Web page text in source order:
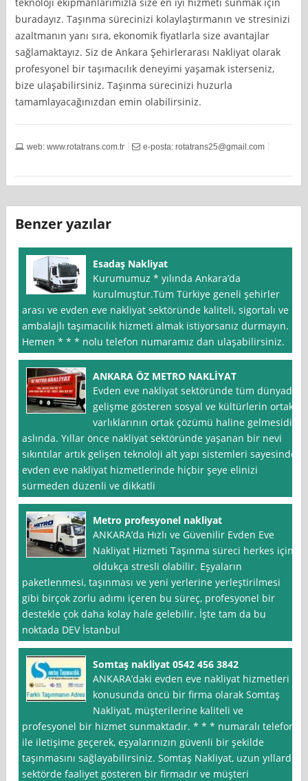
buradayız. Taşınma sürecinizi kolaylaştırmanın ve stresinizi
azaltmanın yanı sıra, ekonomik fiyatlarla size avantajlar
sağlamaktayız. Siz de Ankara Şehirlerarası Nakliyat olarak
profesyonel bir taşımacılık deneyimi yaşamak isterseniz,
bize ulaşabilirsiniz. Taşınma sürecinizi huzurla
tamamlayacağınızdan emin olabilirsiniz.
web: www.rotatrans.com.tr e-posta:rotatrans25@gmail.com
Benzer yazılar
Esadaş Nakliyat
Kurumumuz * yılında Ankara’da
kurulmuştur.Tüm Türkiye geneli şehirler
arası ve evden eve nakliyat sektöründe kaliteli, sigortalı ve
ambalajlı taşımacılık hizmeti almak istiyorsanız durmayın.
Hemen * * * nolu telefon numaramız dan ulaşabilirsiniz.
ANKARA ÖZ METRO NAKLİYAT
Evden eve nakliyat sektöründe tüm dünyada
gelişme gösteren sosyal ve kültürlerin ortak
varlıklarının ortak çözümü haline gelmesidir
aslında. Yıllar önce nakliyat sektöründe yaşanan bir nevi
sıkıntılar artık gelişen teknoloji alt yapı sistemleri sayesinde
evden eve nakliyat hizmetlerinde hiçbir şeye elinizi
sürmeden düzenli ve dikkatli
Metro profesyonel nakliyat
ANKARA’da Hızlı ve Güvenilir Evden Eve
Nakliyat Hizmeti Taşınma süreci herkes için
oldukça stresli olabilir. Eşyaların
paketlenmesi, taşınması ve yeni yerlerine yerleştirilmesi
gibi birçok zorlu adımı içeren bu süreç, profesyonel bir
destekle çok daha kolay hale gelebilir. İşte tam da bu
noktada DEV İstanbul
Somtaş nakliyat 0542 456 3842
ANKARA’daki evden eve nakliyat hizmetleri
konusunda öncü bir firma olarak Somtaş
Nakliyat, müşterilerine kaliteli ve
profesyonel bir hizmet sunmaktadır. * * * numaralı telefon
ile iletişime geçerek, eşyalarınızın güvenli bir şekilde
taşınmasını sağlayabilirsiniz. Somtaş Nakliyat, uzun yıllardır
sektörde faaliyet gösteren bir firmadır ve müşteri